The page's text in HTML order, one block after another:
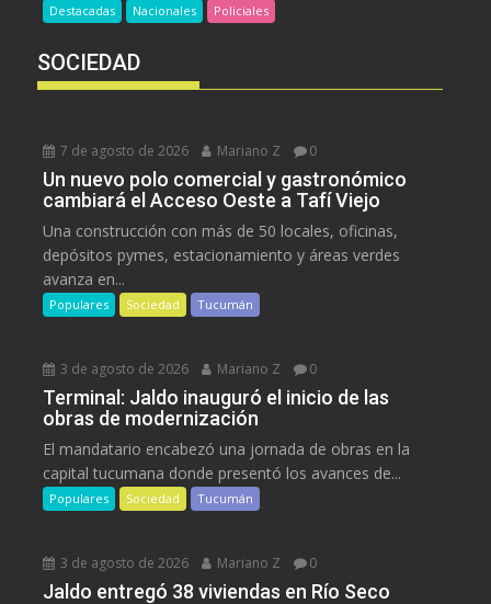
Destacadas Nacionales Policiales
SOCIEDAD
7 de agosto de 2026 Mariano Z 0
Un nuevo polo comercial y gastronómico
cambiará el Acceso Oeste a Tafí Viejo
Una construcción con más de 50 locales, oficinas,
depósitos pymes, estacionamiento y áreas verdes
avanza en...
Populares Sociedad Tucumán
3 de agosto de 2026 Mariano Z 0
Terminal: Jaldo inauguró el inicio de las
obras de modernización
El mandatario encabezó una jornada de obras en la
capital tucumana donde presentó los avances de...
Populares Sociedad Tucumán
3 de agosto de 2026 Mariano Z 0
Jaldo entregó 38 viviendas en Río Seco